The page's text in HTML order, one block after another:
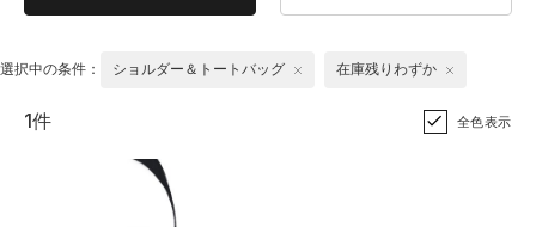
選択中の条件： ショルダー＆トートバッグ 在庫残りわずか
1件 全色表示